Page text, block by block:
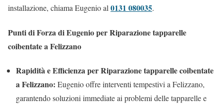
installazione, chiama Eugenio al0131 080035.
Punti di Forza di Eugenio per Riparazione tapparelle
coibentate a Felizzano
Rapidità e Efficienza per Riparazione tapparelle coibentate
a Felizzano: Eugenio offre interventi tempestivi a Felizzano,
garantendo soluzioni immediate ai problemi delle tapparelle e